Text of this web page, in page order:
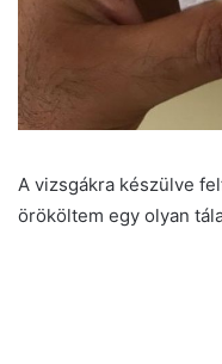
A vizsgákra készülve
örököltem egy olyan